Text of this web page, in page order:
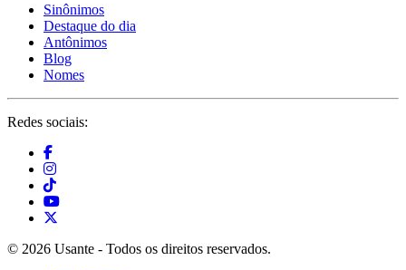
Sinônimos
Destaque do dia
Antônimos
Blog
Nomes
Redes sociais:
© 2026 Usante - Todos os direitos reservados.